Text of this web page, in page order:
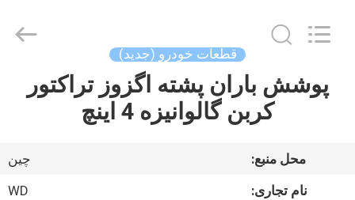
خانه
درباره
TRADE
CO.,LTD.
قطعات خودرو (جدید)
پوشش باران پشته اگزوز تراکتور
کربن گالوانیزه 4 اینچ
محل منبع:
چین
نام تجاری:
WD